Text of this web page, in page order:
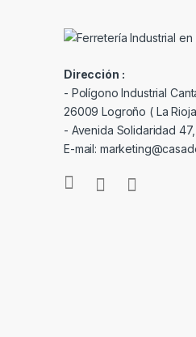
Dirección :
- Polígono Industrial
26009 Logroño ( La
- Avenida Solidaridad
E-mail: